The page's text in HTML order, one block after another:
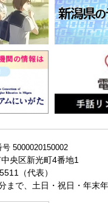
号 5000020150002
央区新光町4番地1
（代表）
まで、土日・祝日・年末